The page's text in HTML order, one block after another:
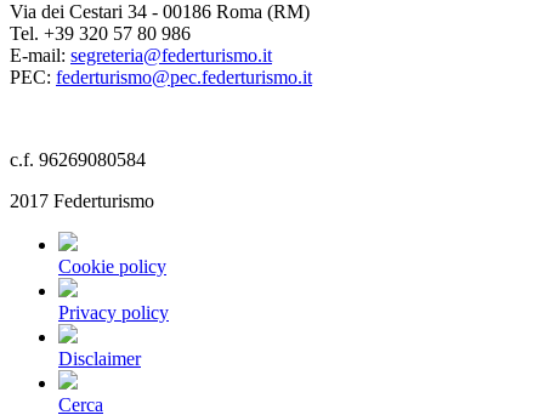
Via dei Cestari 34 - 00186 Roma (RM)
Tel. +39 320 57 80 986
E-mail: segreteria@federturismo.it
PEC: federturismo@pec.federturismo.it
c.f. 96269080584
2017 Federturismo
Cookie policy
Privacy policy
Disclaimer
Cerca